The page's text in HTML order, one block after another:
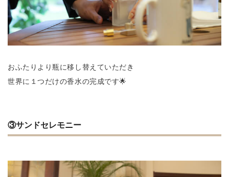
おふたりより瓶に移し替えていただき
世界に１つだけの香水の完成です🌟
③サンドセレモニー